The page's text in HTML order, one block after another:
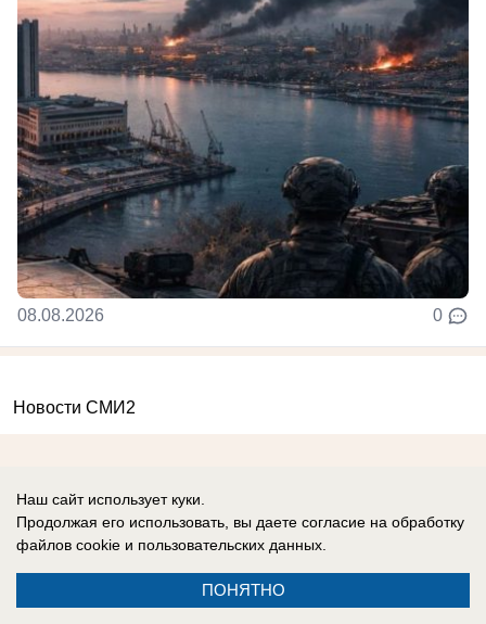
08.08.2026 0
Новости СМИ2
Реклама на сайте
Контакты
Вакансии
Информация
Наш сайт использует куки.
Продолжая его использовать, вы даете согласие на обработку
файлов cookie и пользовательских данных.
ПОНЯТНО